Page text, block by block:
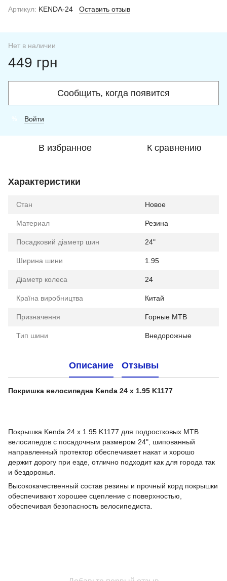
Артикул: KENDA-24 Оставить отзыв
Нет в наличии
449 грн
Сообщить, когда появится
Войти
В избранное К сравнению
Характеристики
Стан Новое
Материал Резина
Посадковий діаметр шин 24"
Ширина шини 1.95
Діаметр колеса 24
Країна виробництва Китай
Призначення Горные MTB
Тип шини Внедорожные
Описание Отзывы
Покришка велосипедна Kenda 24 x 1.95 K1177
Покрышка Kenda 24 x 1.95 K1177 для подростковых MTB
велосипедов с посадочным размером 24", шипованный
направленный протектор обеспечивает накат и хорошо
держит дорогу при езде, отлично подходит как для города так
и бездорожья.
Высококачественный состав резины и прочный корд покрышки
обеспечивают хорошее сцепление с поверхностью,
обеспечивая безопасность велосипедиста.